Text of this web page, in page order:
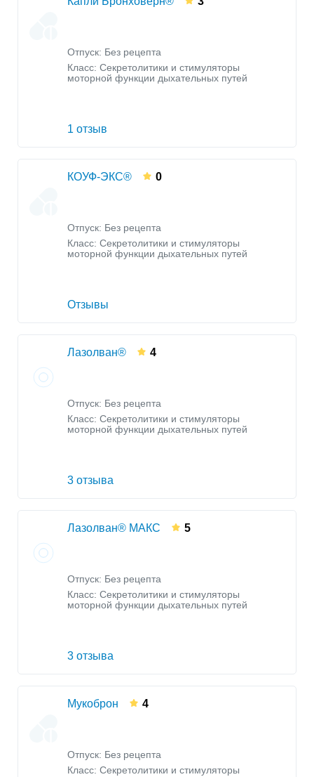
Отпуск: Без рецепта
Класс: Секретолитики и стимуляторы
моторной функции дыхательных путей
1 отзыв
КОУФ-ЭКС® 0
Отпуск: Без рецепта
Класс: Секретолитики и стимуляторы
моторной функции дыхательных путей
Отзывы
Лазолван® 4
Отпуск: Без рецепта
Класс: Секретолитики и стимуляторы
моторной функции дыхательных путей
3 отзыва
Лазолван® МАКС 5
Отпуск: Без рецепта
Класс: Секретолитики и стимуляторы
моторной функции дыхательных путей
3 отзыва
Мукоброн 4
Отпуск: Без рецепта
Класс: Секретолитики и стимуляторы